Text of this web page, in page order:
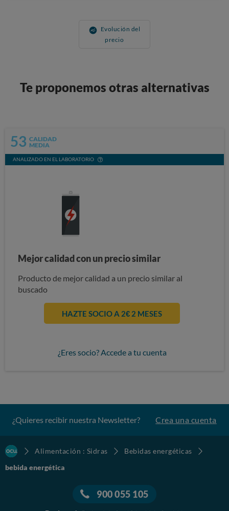
Evolución del
precio
Te proponemos otras alternativas
53 CALIDAD
MEDIA
ANALIZADO EN EL LABORATORIO
Mejor calidad con un precio similar
Producto de mejor calidad a un precio similar al
buscado
HAZTE SOCIO A 2€ 2 MESES
¿Eres socio? Accede a tu cuenta
¿Quieres recibir nuestra Newsletter? Crea una cuenta
Alimentación : Sidras
Bebidas energéticas
bebida energética
900 055 105